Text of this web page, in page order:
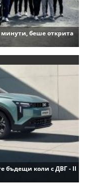
минути, беше открита
бъдещи коли с ДВГ - II